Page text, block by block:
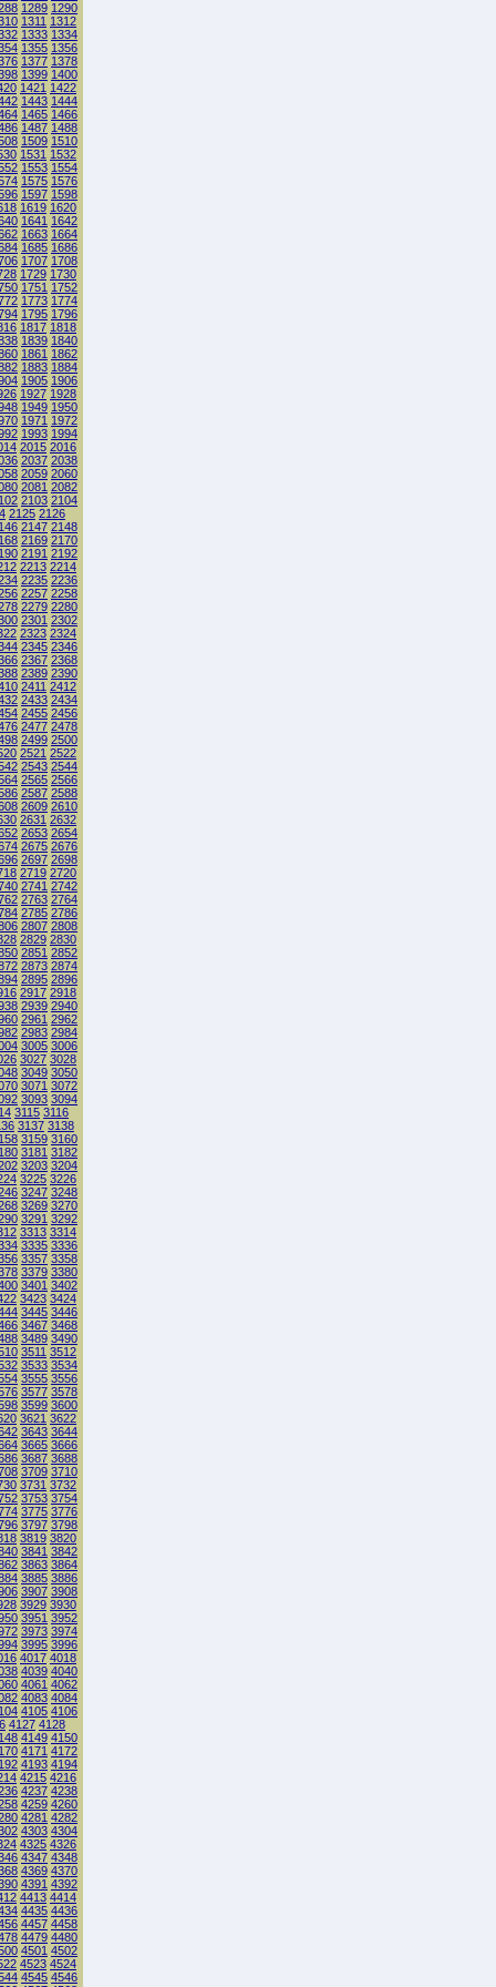
1289 1290
1311 1312
1333 1334
1355 1356
1377 1378
1399 1400
1421 1422
1443 1444
1465 1466
1487 1488
1509 1510
1531 1532
1553 1554
1575 1576
1597 1598
1619 1620
1641 1642
1663 1664
1685 1686
1707 1708
1729 1730
1751 1752
1773 1774
1795 1796
1817 1818
1839 1840
1861 1862
1883 1884
1905 1906
1927 1928
1949 1950
1971 1972
1993 1994
2015 2016
2037 2038
2059 2060
2081 2082
2103 2104
2125 2126
2147 2148
2169 2170
2191 2192
2213 2214
2235 2236
2257 2258
2279 2280
2301 2302
2323 2324
2345 2346
2367 2368
2389 2390
2411 2412
2433 2434
2455 2456
2477 2478
2499 2500
2521 2522
2543 2544
2565 2566
2587 2588
2609 2610
2631 2632
2653 2654
2675 2676
2697 2698
2719 2720
2741 2742
2763 2764
2785 2786
2807 2808
2829 2830
2851 2852
2873 2874
2895 2896
2917 2918
2939 2940
2961 2962
2983 2984
3005 3006
3027 3028
3049 3050
3071 3072
3093 3094
3115 3116
3137 3138
3159 3160
3181 3182
3203 3204
3225 3226
3247 3248
3269 3270
3291 3292
3313 3314
3335 3336
3357 3358
3379 3380
3401 3402
3423 3424
3445 3446
3467 3468
3489 3490
3511 3512
3533 3534
3555 3556
3577 3578
3599 3600
3621 3622
3643 3644
3665 3666
3687 3688
3709 3710
3731 3732
3753 3754
3775 3776
3797 3798
3819 3820
3841 3842
3863 3864
3885 3886
3907 3908
3929 3930
3951 3952
3973 3974
3995 3996
4017 4018
4039 4040
4061 4062
4083 4084
4105 4106
4127 4128
4149 4150
4171 4172
4193 4194
4215 4216
4237 4238
4259 4260
4281 4282
4303 4304
4325 4326
4347 4348
4369 4370
4391 4392
4413 4414
4435 4436
4457 4458
4479 4480
4501 4502
4523 4524
4545 4546